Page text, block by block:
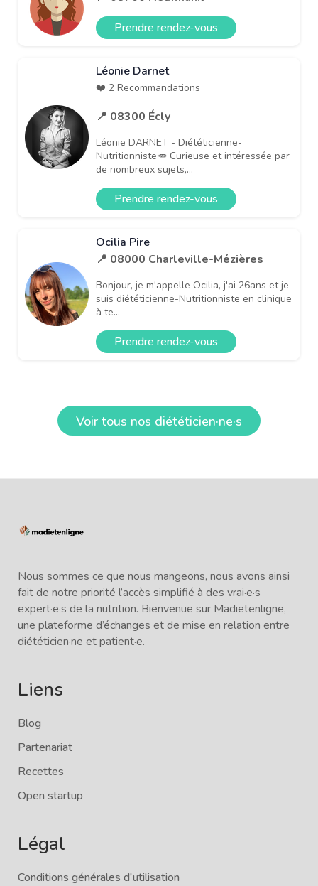
Prendre rendez-vous
Léonie Darnet
❤️ 2 Recommandations
📍 08300 Écly
Léonie DARNET - Diététicienne-
Nutritionniste🥕 Curieuse et intéressée par
de nombreux sujets,...
Prendre rendez-vous
Ocilia Pire
📍 08000 Charleville-Mézières
Bonjour, je m'appelle Ocilia, j'ai 26ans et je
suis diététicienne-Nutritionniste en clinique
à te...
Prendre rendez-vous
Voir tous nos diététicien·ne·s
Nous sommes ce que nous mangeons, nous avons ainsi
fait de notre priorité l’accès simplifié à des vrai·e·s
expert·e·s de la nutrition. Bienvenue sur Madietenligne,
une plateforme d’échanges et de mise en relation entre
diététicien·ne et patient·e.
Liens
Blog
Partenariat
Recettes
Open startup
Légal
Conditions générales d'utilisation